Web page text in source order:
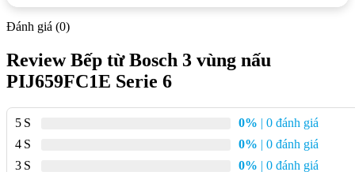
Công suất vùng nấu 3 2600 W
Thương hiệu BOSCH
Kích thước lắp đặt (HxWxD) 51 x 560 x 490-500 mm
Kích thước đóng gói (HxWxD) 130 x 600 x 750 mm
Đánh giá (0)
Review Bếp từ Bosch 3 vùng nấu
PIJ659FC1E Serie 6
5 0% | 0 đánh giá
4
0% | 0 đánh giá
3
0% | 0 đánh giá